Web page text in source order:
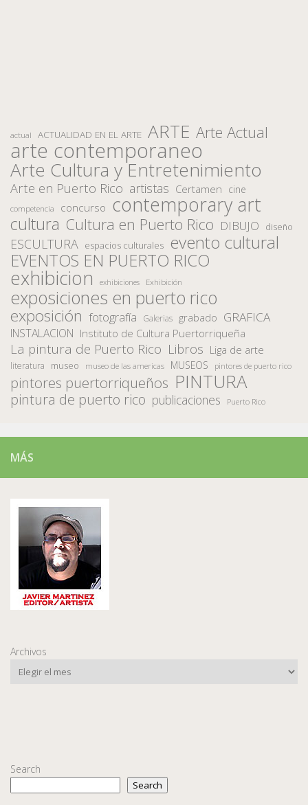
actual ACTUALIDAD EN EL ARTE ARTE Arte Actual
arte contemporaneo
Arte Cultura y Entretenimiento
Arte en Puerto Rico artistas Certamen cine
competencia concurso contemporary art
cultura Cultura en Puerto Rico DIBUJO diseño
ESCULTURA espacios culturales evento cultural
EVENTOS EN PUERTO RICO
exhibicion exhibiciones Exhibición
exposiciones en puerto rico
exposición fotografía Galerias grabado GRAFICA
INSTALACION Instituto de Cultura Puertorriqueña
La pintura de Puerto Rico Libros Liga de arte
literatura museo museo de las americas MUSEOS pintores de puerto rico
pintores puertorriqueños PINTURA
pintura de puerto rico publicaciones Puerto Rico
MÁS
Archivos
Search
Search